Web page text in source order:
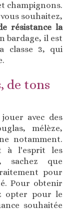
champignons.
souhaitez,
résistance la
bardage, il est
classe 3, qui
de tons
avec des
mélèze,
notamment.
à l'esprit les
sachez que
pour
Pour obtenir
opter pour le
souhaitée